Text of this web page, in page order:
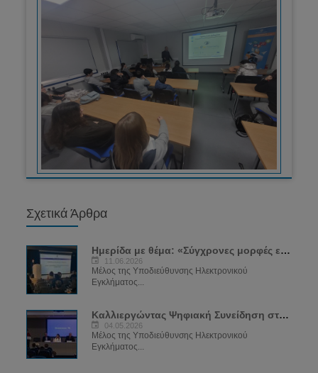
Σχετικά Άρθρα
Ημερίδα με θέμα: «Σύγχρονες μορφές εξάρτησης: SEXTING και VAPING»
11.06.2026
Μέλος της Υποδιεύθυνσης Ηλεκτρονικού
Εγκλήματος...
Καλλιεργώντας Ψηφιακή Συνείδηση στην Εποχή της Τεχνολογίας
04.05.2026
Μέλος της Υποδιεύθυνσης Ηλεκτρονικού
Εγκλήματος...